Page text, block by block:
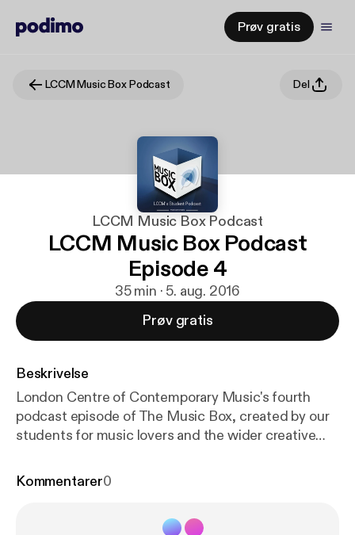
Prøv gratis
LCCM Music Box Podcast Del
LCCM Music Box Podcast
LCCM Music Box Podcast
Episode 4
35 min · 5. aug. 2016
Prøv gratis
Beskrivelse
London Centre of Contemporary Music's fourth
podcast episode of The Music Box, created by our
students for music lovers and the wider creative
release 'Small Room' EP Interview with Esmeralda
Kommentarer0